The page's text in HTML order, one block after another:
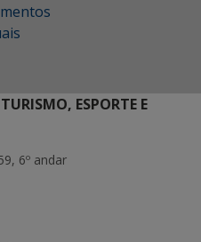
ESPORTE E
6º andar